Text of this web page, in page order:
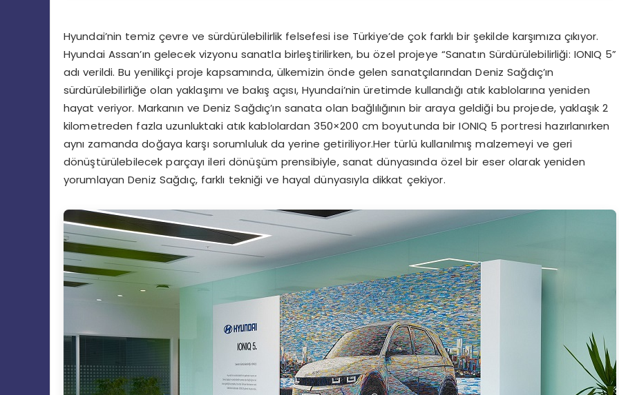
Hyundai’nin temiz çevre ve sürdürülebilirlik felsefesi ise Türkiye’de çok farklı bir şekilde karşımıza çıkıyor.
Hyundai Assan’ın gelecek vizyonu sanatla birleştirilirken, bu özel projeye “Sanatın Sürdürülebilirliği: IONIQ 5”
adı verildi. Bu yenilikçi proje kapsamında, ülkemizin önde gelen sanatçılarından Deniz Sağdıç’ın
sürdürülebilirliğe olan yaklaşımı ve bakış açısı, Hyundai’nin üretimde kullandığı atık kablolarına yeniden
hayat veriyor. Markanın ve Deniz Sağdıç’ın sanata olan bağlılığının bir araya geldiği bu projede, yaklaşık 2
kilometreden fazla uzunluktaki atık kablolardan 350×200 cm boyutunda bir IONIQ 5 portresi hazırlanırken
aynı zamanda doğaya karşı sorumluluk da yerine getiriliyor.Her türlü kullanılmış malzemeyi ve geri
dönüştürülebilecek parçayı ileri dönüşüm prensibiyle, sanat dünyasında özel bir eser olarak yeniden
yorumlayan Deniz Sağdıç, farklı tekniği ve hayal dünyasıyla dikkat çekiyor.